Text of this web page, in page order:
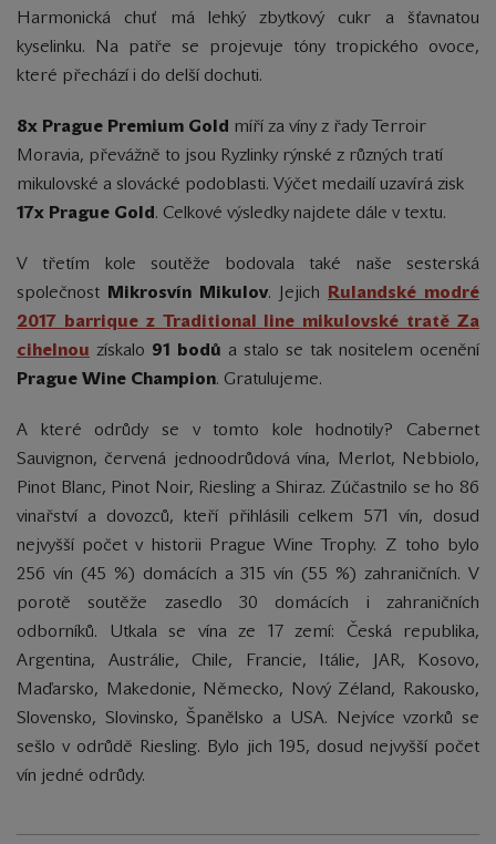
Harmonická chuť má lehký zbytkový cukr a šťavnatou
kyselinku. Na patře se projevuje tóny tropického ovoce,
které přechází i do delší dochuti.
8x Prague Premium Gold míří za víny z řady Terroir
Moravia, převážně to jsou Ryzlinky rýnské z různých tratí
mikulovské a slovácké podoblasti. Výčet medailí uzavírá zisk
17x Prague Gold. Celkové výsledky najdete dále v textu.
V třetím kole soutěže bodovala také naše sesterská
společnost Mikrosvín Mikulov. Jejich Rulandské modré
2017 barrique z Traditional line mikulovské tratě Za
cihelnou získalo 91 bodů a stalo se tak nositelem ocenění
Prague Wine Champion. Gratulujeme.
A které odrůdy se v tomto kole hodnotily? Cabernet
Sauvignon, červená jednoodrůdová vína, Merlot, Nebbiolo,
Pinot Blanc, Pinot Noir, Riesling a Shiraz. Zúčastnilo se ho 86
vinařství a dovozců, kteří přihlásili celkem 571 vín, dosud
nejvyšší počet v historii Prague Wine Trophy. Z toho bylo
256 vín (45 %) domácích a 315 vín (55 %) zahraničních. V
porotě soutěže zasedlo 30 domácích i zahraničních
odborníků. Utkala se vína ze 17 zemí: Česká republika,
Argentina, Austrálie, Chile, Francie, Itálie, JAR, Kosovo,
Maďarsko, Makedonie, Německo, Nový Zéland, Rakousko,
Slovensko, Slovinsko, Španělsko a USA. Nejvíce vzorků se
sešlo v odrůdě Riesling. Bylo jich 195, dosud nejvyšší počet
vín jedné odrůdy.